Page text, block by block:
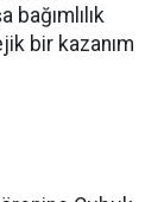
bir kazanım